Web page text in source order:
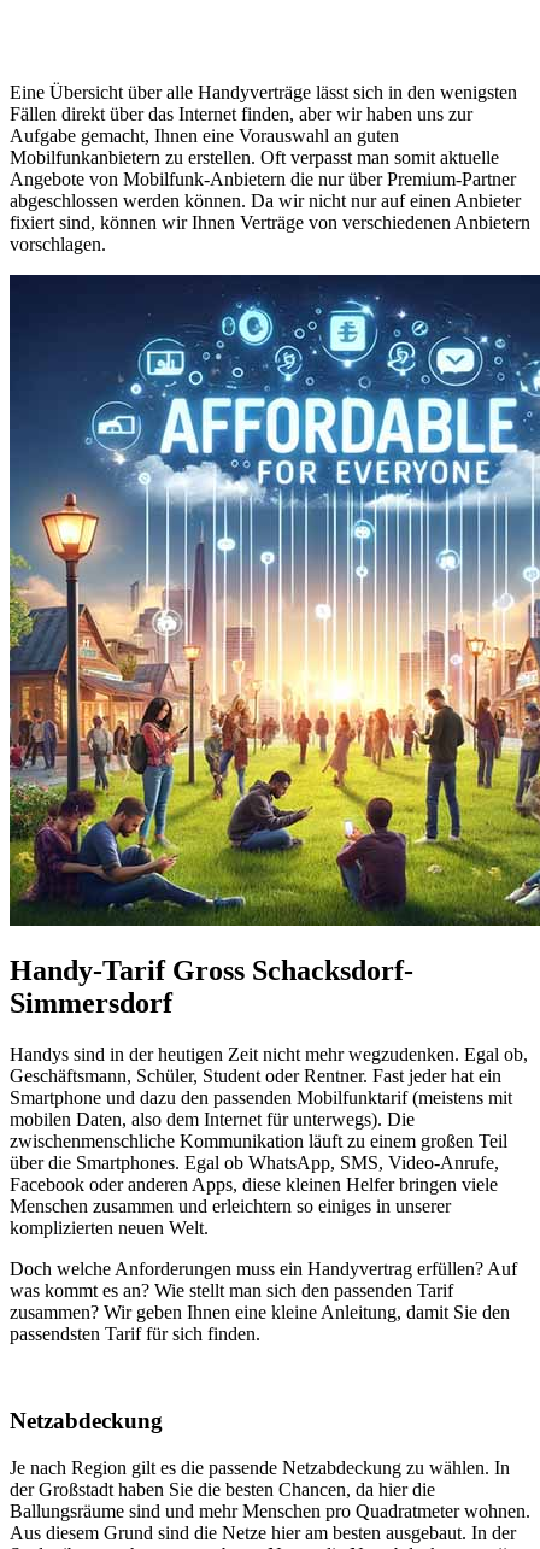
Eine Übersicht über alle Handyverträge lässt sich in den wenigsten
Fällen direkt über das Internet finden, aber wir haben uns zur
Aufgabe gemacht, Ihnen eine Vorauswahl an guten
Mobilfunkanbietern zu erstellen. Oft verpasst man somit aktuelle
Angebote von Mobilfunk-Anbietern die nur über Premium-Partner
abgeschlossen werden können. Da wir nicht nur auf einen Anbieter
fixiert sind, können wir Ihnen Verträge von verschiedenen Anbietern
vorschlagen.
Handy-Tarif Gross Schacksdorf-
Simmersdorf
Handys sind in der heutigen Zeit nicht mehr wegzudenken. Egal ob,
Geschäftsmann, Schüler, Student oder Rentner. Fast jeder hat ein
Smartphone und dazu den passenden Mobilfunktarif (meistens mit
mobilen Daten, also dem Internet für unterwegs). Die
zwischenmenschliche Kommunikation läuft zu einem großen Teil
über die Smartphones. Egal ob WhatsApp, SMS, Video-Anrufe,
Facebook oder anderen Apps, diese kleinen Helfer bringen viele
Menschen zusammen und erleichtern so einiges in unserer
komplizierten neuen Welt.
Doch welche Anforderungen muss ein Handyvertrag erfüllen? Auf
was kommt es an? Wie stellt man sich den passenden Tarif
zusammen? Wir geben Ihnen eine kleine Anleitung, damit Sie den
passendsten Tarif für sich finden.
Netzabdeckung
Je nach Region gilt es die passende Netzabdeckung zu wählen. In
der Großstadt haben Sie die besten Chancen, da hier die
Ballungsräume sind und mehr Menschen pro Quadratmeter wohnen.
Aus diesem Grund sind die Netze hier am besten ausgebaut. In der